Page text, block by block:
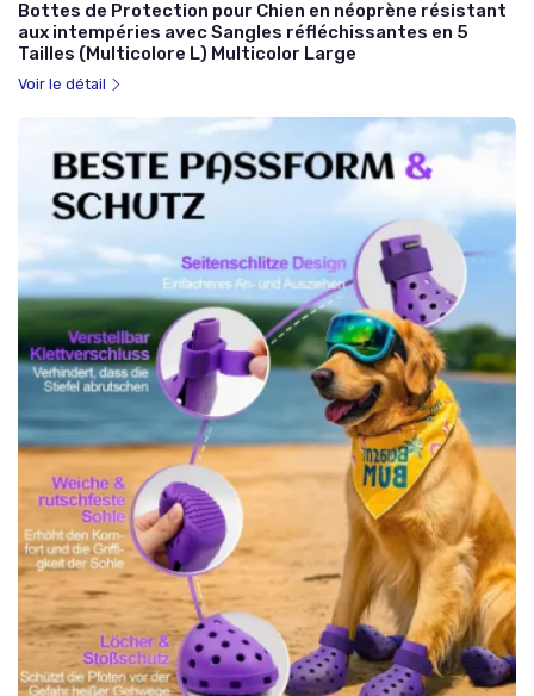
Bottes de Protection pour Chien en néoprène résistant
aux intempéries avec Sangles réfléchissantes en 5
Tailles (Multicolore L) Multicolor Large
Voir le détail